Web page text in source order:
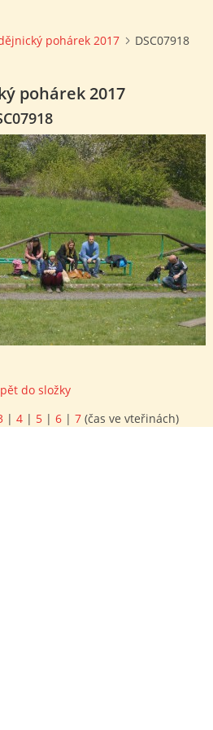
pohárek 2017 DSC07918
pohárek 2017
do složky
| 4 | 5 | 6 | 7 (čas ve vteřinách)